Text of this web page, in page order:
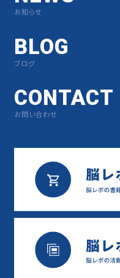
お知らせ
BLOG
ブログ
CONTACT
お問い合わせ